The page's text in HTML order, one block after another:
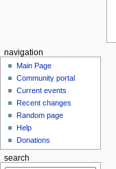
navigation
Main Page
Community portal
Current events
Recent changes
Random page
Help
Donations
search